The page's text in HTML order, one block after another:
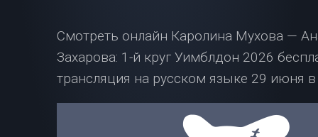
Смотреть онлайн Каролина Мухова —
Захарова: 1-й круг Уимблдон 2026
трансляция на русском языке 29 июня